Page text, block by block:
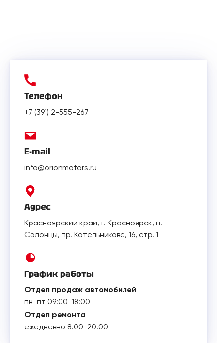
Телефон
+7 (391) 2-555-267
E-mail
info@orionmotors.ru
Адрес
Красноярский край, г. Красноярск, п.
Солонцы, пр. Котельникова, 16, стр. 1
График работы
Отдел продаж автомобилей
пн-пт 09:00-18:00
Отдел ремонта
ежедневно 8:00-20:00